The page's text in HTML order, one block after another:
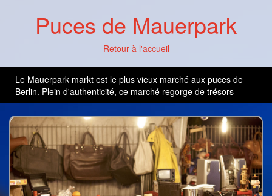
Puces de Mauerpark
Retour à l'accueil
Le Mauerpark markt est le plus vieux marché aux puces de
Berlin. Plein d'authenticité, ce marché regorge de trésors